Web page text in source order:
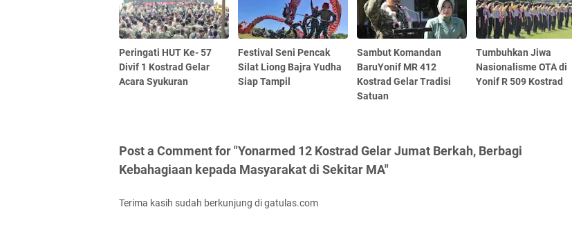
Peringati HUT Ke- 57
Divif 1 Kostrad Gelar
Acara Syukuran
Festival Seni Pencak
Silat Liong Bajra Yudha
Siap Tampil
Sambut Komandan
BaruYonif MR 412
Kostrad Gelar Tradisi
Satuan
Tumbuhkan Jiwa
Nasionalisme OTA di
Yonif R 509 Kostrad
Post a Comment for "Yonarmed 12 Kostrad Gelar Jumat Berkah, Berbagi
Kebahagiaan kepada Masyarakat di Sekitar MA"
Terima kasih sudah berkunjung di gatulas.com